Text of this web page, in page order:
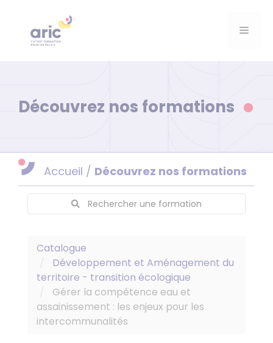
contenu
Menu
Découvrez nos formations
Accueil / Découvrez nos formations
Rechercher une formation
Catalogue
Développement et Aménagement du
territoire - transition écologique
Gérer la compétence eau et
assainissement : les enjeux pour les
intercommunalités